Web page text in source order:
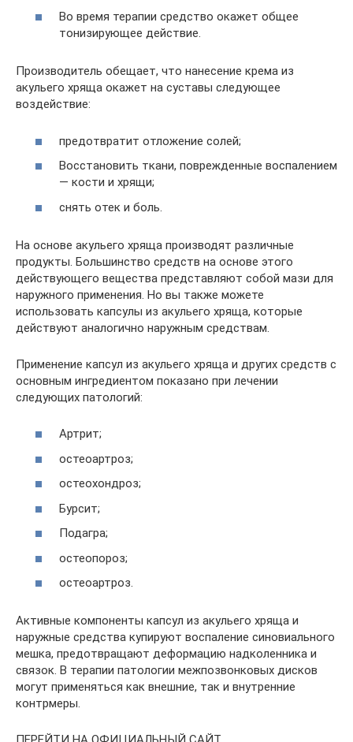
Во время терапии средство окажет общее
тонизирующее действие.
Производитель обещает, что нанесение крема из
акульего хряща окажет на суставы следующее
воздействие:
предотвратит отложение солей;
Восстановить ткани, поврежденные воспалением
— кости и хрящи;
снять отек и боль.
На основе акульего хряща производят различные
продукты. Большинство средств на основе этого
действующего вещества представляют собой мази для
наружного применения. Но вы также можете
использовать капсулы из акульего хряща, которые
действуют аналогично наружным средствам.
Применение капсул из акульего хряща и других средств с
основным ингредиентом показано при лечении
следующих патологий:
Артрит;
остеоартроз;
остеохондроз;
Бурсит;
Подагра;
остеопороз;
остеоартроз.
Активные компоненты капсул из акульего хряща и
наружные средства купируют воспаление синовиального
мешка, предотвращают деформацию надколенника и
связок. В терапии патологии межпозвонковых дисков
могут применяться как внешние, так и внутренние
контрмеры.